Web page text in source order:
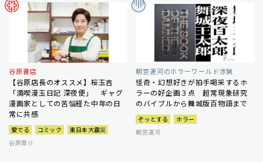
谷原書店
【谷原店長のオススメ】桜玉吉
「満喫漫玉日記 深夜便」 ギャグ
漫画家としての苦悩経た中年の日
常に共感
愛でる コミック
東日本大震災
谷原章介
朝宮運河のホラーワールド渉猟
怪奇・幻想好きが拍手喝采するホ
ラーの好企画３点 超常現象研究
のバイブルから舞城版百物語まで
ぞっとする
ホラー
朝宮運河